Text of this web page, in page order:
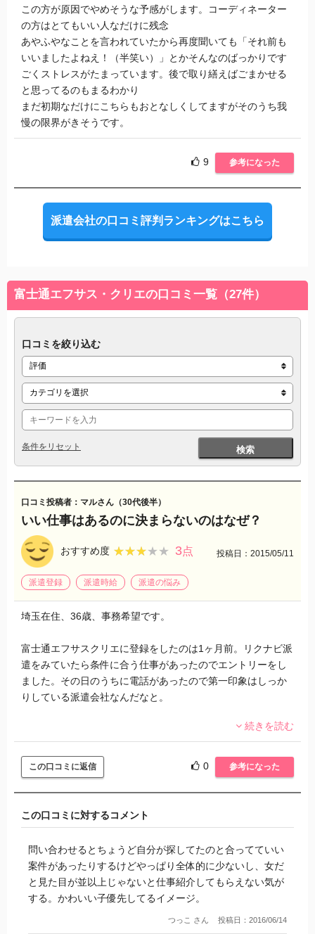
この方が原因でやめそうな予感がします。コーディネーター
の方はとてもいい人なだけに残念
あやふやなことを言われていたから再度聞いても「それ前も
いいましたよねえ！（半笑い）」とかそんなのばっかりです
ごくストレスがたまっています。後で取り繕えばごまかせる
と思ってるのもまるわかり
まだ初期なだけにこちらもおとなしくしてますがそのうち我
慢の限界がきそうです。
9 参考になった
派遣会社の口コミ評判ランキングはこちら
富士通エフサス・クリエの口コミ一覧（27件）
口コミを絞り込む
検索
条件をリセット
口コミ投稿者：マルさん（30代後半）
いい仕事はあるのに決まらないのはなぜ？
おすすめ度 ★★★★★
★★★★★ 3点 投稿日：2015/05/11
派遣登録 派遣時給 派遣の悩み
埼玉在住、36歳、事務希望です。
富士通エフサスクリエに登録をしたのは1ヶ月前。リクナビ派
遣をみていたら条件に合う仕事があったのでエントリーをし
ました。その日のうちに電話があったので第一印象はしっか
りしている派遣会社なんだなと。
派遣登録に行き、気になっていた仕事にエントリーをしてみ
ましたが他の人で進めてしまって結局きまりませんでした。
富士通エフサスクリエの仕事は条件が良いのにやってみたい
仕事はことごとくエントリーできません。
1ヶ月経っても決まらないので他の派遣会社にも登録をして同
時並行をしています。社員さんの対応とか雰囲気は富士通エ
フサスクリエの方が好きなのに…嫌われている感じがしま
す…
派遣会社ってスキルが足りてない時に教えてくれたりはしな
いのでしょうか？ここまでエントリーしても決まらないとさ
続きを読む
この口コミに返信 0 参考になった
この口コミに対するコメント
問い合わせるとちょうど自分が探してたのと合ってていい
案件があったりするけどやっぱり全体的に少ないし、女だ
と見た目が並以上じゃないと仕事紹介してもらえない気が
する。かわいい子優先してるイメージ。
つっこ さん 投稿日：2016/06/14